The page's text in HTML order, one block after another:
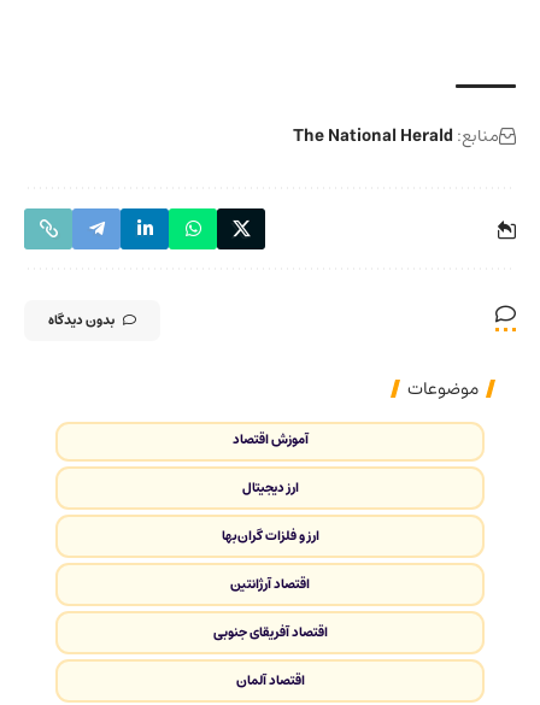
منابع: The National Herald
بدون دیدگاه
موضوعات
آموزش اقتصاد
ارز دیجیتال
ارز و فلزات گران‌بها
اقتصاد آرژانتین
اقتصاد آفریقای جنوبی
اقتصاد آلمان